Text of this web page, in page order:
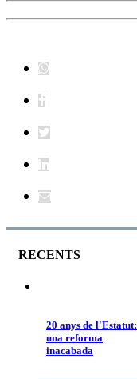
RECENTS
20 anys de l'Estatut:
una reforma
inacabada